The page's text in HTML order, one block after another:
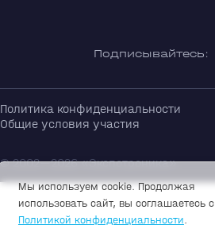
Подписывайтесь:
Политика конфиденциальности
Общие условия участия
© 2002—2026 «Экспотроника»
Мы используем cookie. Продолжая
использовать сайт, вы соглашаетесь с
Политикой конфиденциальности.